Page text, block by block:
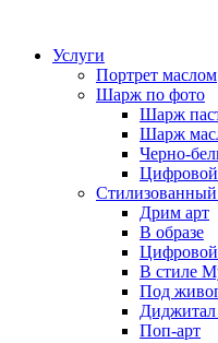
Услуги
Портрет маслом
Шарж по фото
Шарж
Шарж
Черно-
Стилизованный
Дрим арт
В образе
В стиле
Под
Диджитал
Поп-арт